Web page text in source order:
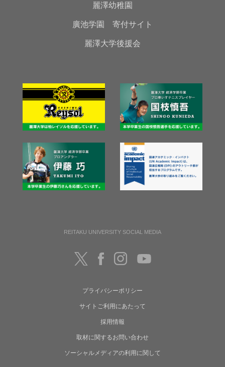
麗澤幼稚園
廣池学園 寄付サイト
麗澤大学後援会
REITAKU UNIVERSITY SOCIAL MEDIA
プライバシーポリシー
サイトご利用にあたって
採用情報
取材に関するお問い合わせ
ソーシャルメディアの利用に関して